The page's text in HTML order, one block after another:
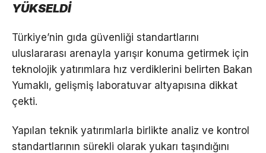
YÜKSELDİ
Türkiye’nin gıda güvenliği standartlarını
uluslararası arenayla yarışır konuma getirmek için
teknolojik yatırımlara hız verdiklerini belirten Bakan
Yumaklı, gelişmiş laboratuvar altyapısına dikkat
çekti.
Yapılan teknik yatırımlarla birlikte analiz ve kontrol
standartlarının sürekli olarak yukarı taşındığını